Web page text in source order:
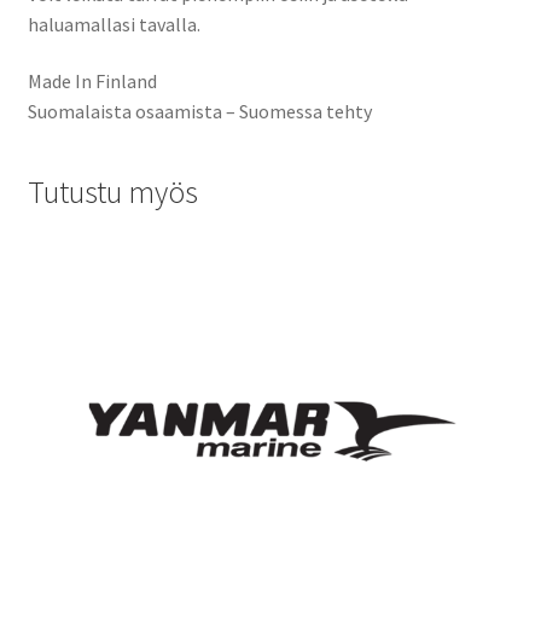
haluamallasi tavalla.
Made In Finland
Suomalaista osaamista – Suomessa tehty
Tutustu myös